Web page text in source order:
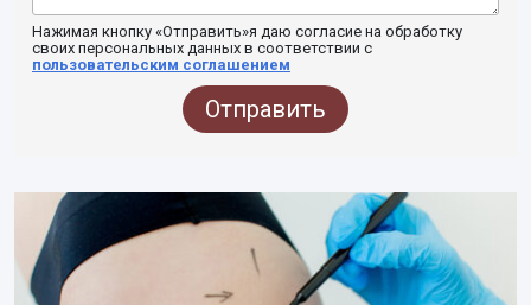
Нажимая кнопку «Отправить»я даю согласие на обработку
своих персональных данных в соответствии с
пользовательским соглашением
Отправить